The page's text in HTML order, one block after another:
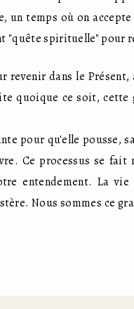
un temps où on
"quête spirituelle" pour
revenir dans le
quoique ce soit,
pour qu'elle pousse,
Ce processus se
entendement. La
Nous sommes ce